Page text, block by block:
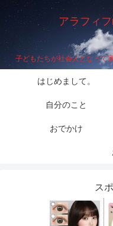
アラフィ
子どもたちが社会人となって
はじめまして。
自分のこと
おでかけ
ス